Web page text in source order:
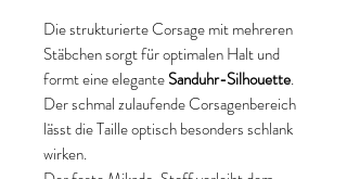
Die strukturierte Corsage mit mehreren
Stäbchen sorgt für optimalen Halt und
formt eine eleganteSanduhr-Silhouette.
Der schmal zulaufende Corsagenbereich
lässt die Taille optisch besonders schlank
wirken.